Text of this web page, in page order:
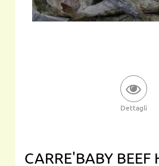
Dettagli
CARRE'BABY BEEF